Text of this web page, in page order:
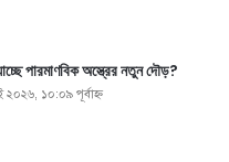
পারমাণবিক অস্ত্রের নতুন দৌড়?
২০২৬, ১০:০৯ পূর্বাহ্ণ